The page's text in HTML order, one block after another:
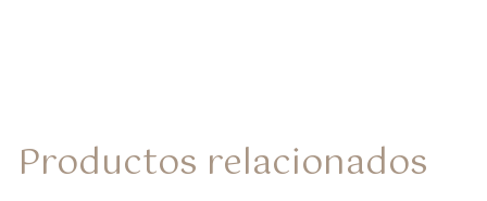
Productos relacionados